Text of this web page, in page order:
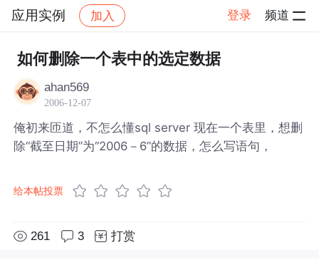
应用实例 加入 登录 频道
社区 应用实例 帖子详情
如何删除一个表中的选定数据
ahan569
2006-12-07
俺初来匝道，不怎么懂sql server 现在一个表里，想删
除“截至日期”为“2006－6”的数据，怎么写语句，
给本帖投票
261 3 打赏